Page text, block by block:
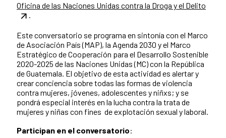
Oficina de las Naciones Unidas contra la Droga y el Delito
.
Este conversatorio se programa en sintonía con el Marco
de Asociación País (MAP), la Agenda 2030 y el Marco
Estratégico de Cooperación para el Desarrollo Sostenible
2020-2025 de las Naciones Unidas (MC) con la República
de Guatemala. El objetivo de esta actividad es alertar y
crear conciencia sobre todas las formas de violencia
contra mujeres, jóvenes, adolescentes y niñxs; y se
pondrá especial interés en la lucha contra la trata de
mujeres y niñas con fines de explotación sexual y laboral.
Participan en el conversatorio: